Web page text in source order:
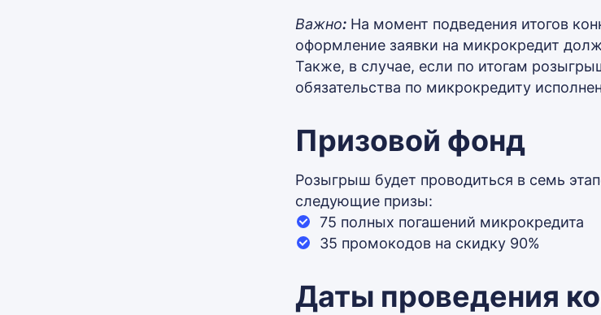
Важно: На момент подведения итогов
оформление заявки на микрокредит
Также, в случае, если по итогам
обязательства по микрокредиту
Призовой фонд
Розыгрыш будет проводиться в семь
следующие призы:
75 полных погашений микрокредита
35 промокодов на скидку 90%
Даты проведения